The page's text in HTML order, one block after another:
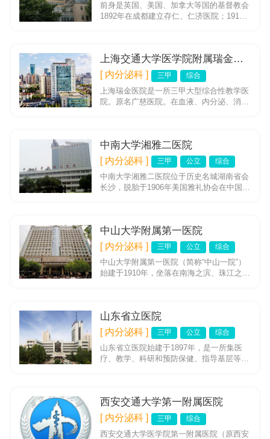
前身是英国、美国、加拿大等国的基督教会
1892年在成都建立存仁、仁济医院；1914
上海交通大学医学院附属瑞金医院
[ 内分泌科 ] 三甲 综合
上海瑞金医院是一所三甲大型综合性教学医
院。原名广慈医院。在血液、内分泌、消
中南大学湘雅二医院
[ 内分泌科 ] 三甲 公立 综合
中南大学湘雅二医院位于历史名城湖南省会
长沙，脱胎于1906年美国雅礼协会在中国创
中山大学附属第一医院
[ 内分泌科 ] 三甲 公立 综合
中山大学附属第一医院（简称“中山一院”）
始建于1910年，坐落在南海之滨、珠江之畔
山东省立医院
[ 内分泌科 ] 三甲 公立 综合
山东省立医院始建于1897年，是一所集医
疗、教学、科研和预防保健、指导基层等任
西安交通大学第一附属医院
[ 内分泌科 ] 三甲 综合
西安交通大学医学院第一附属医院（原西安